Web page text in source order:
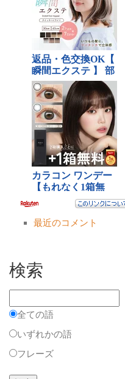
最近のコメント
検索
全ての語
いずれかの語
フレーズ